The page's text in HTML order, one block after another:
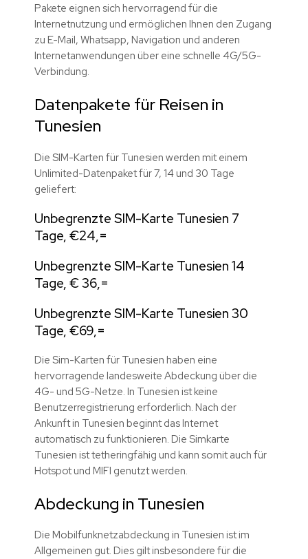
Pakete eignen sich hervorragend für die
Internetnutzung und ermöglichen Ihnen den Zugang
zu E-Mail, Whatsapp, Navigation und anderen
Internetanwendungen über eine schnelle 4G/5G-
Verbindung.
Datenpakete für Reisen in
Tunesien
Die SIM-Karten für Tunesien werden mit einem
Unlimited-Datenpaket für 7, 14 und 30 Tage
geliefert:
Unbegrenzte SIM-Karte Tunesien 7
Tage, €24,=
Unbegrenzte SIM-Karte Tunesien 14
Tage, € 36,=
Unbegrenzte SIM-Karte Tunesien 30
Tage, €69,=
Die Sim-Karten für Tunesien haben eine
hervorragende landesweite Abdeckung über die
4G- und 5G-Netze. In Tunesien ist keine
Benutzerregistrierung erforderlich. Nach der
Ankunft in Tunesien beginnt das Internet
automatisch zu funktionieren. Die Simkarte
Tunesien ist tetheringfähig und kann somit auch für
Hotspot und MIFI genutzt werden.
Abdeckung in Tunesien
Die Mobilfunknetzabdeckung in Tunesien ist im
Allgemeinen gut. Dies gilt insbesondere für die